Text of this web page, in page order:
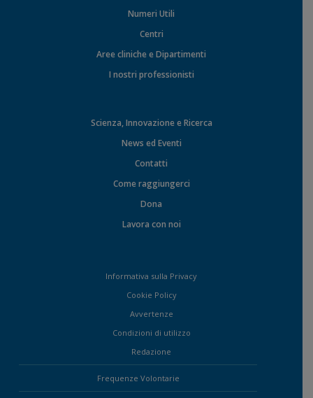
Numeri Utili
Centri
Aree cliniche e Dipartimenti
I nostri professionisti
Scienza, Innovazione e Ricerca
News ed Eventi
Contatti
Come raggiungerci
Dona
Lavora con noi
Informativa sulla Privacy
Cookie Policy
Avvertenze
Condizioni di utilizzo
Redazione
Frequenze Volontarie